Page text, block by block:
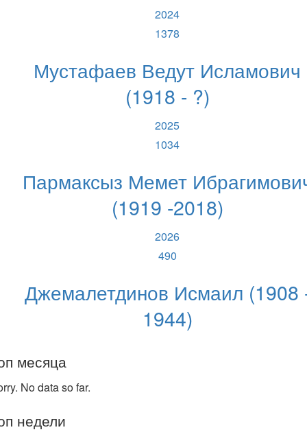
2024
1378
Мустафаев Ведут Исламович
(1918 - ?)
2025
1034
Пармаксыз Мемет
(1919 -2018)
2026
490
Джемалетдинов Исмаил (1908
1944)
месяца
No data so far.
недели